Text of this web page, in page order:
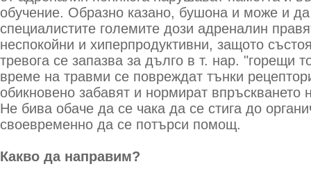
обучение. Образно казано, бушона и може и
специалистите големите дози адреналин
неспокойни и хиперпродуктивни, защото
тревога се запазва за дълго в т. нар. "горещи
време на травми се повреждат тънки
обикновено забавят и нормират впръскването
Не бива обаче да се чака да се стига до
своевременно да се потърси помощ.
Какво да направим?